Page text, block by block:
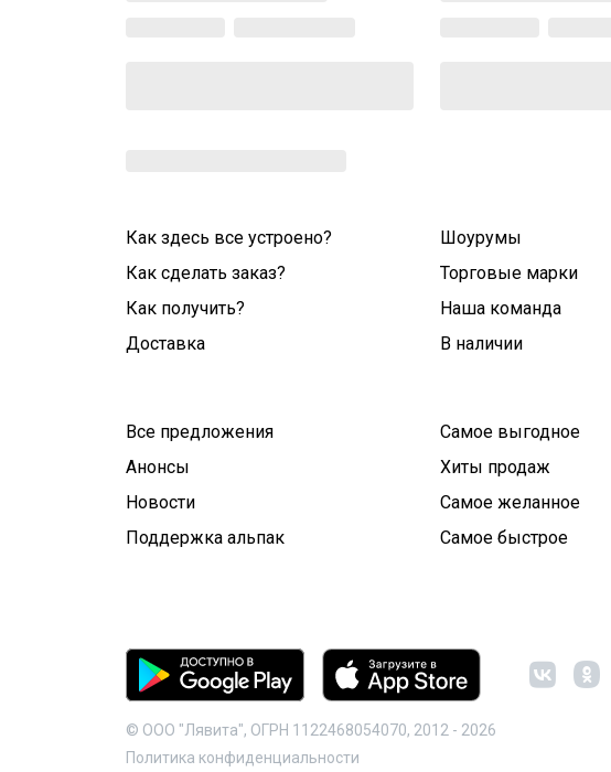
Как здесь все устроено?
Как сделать заказ?
Как получить?
Доставка
Шоурумы
Торговые марки
Наша команда
В наличии
Все предложения
Анонсы
Новости
Поддержка альпак
Самое выгодное
Хиты продаж
Самое желанное
Самое быстрое
© ООО "Лявита", ОГРН 1122468054070, 2012 - 2026
Политика конфиденциальности